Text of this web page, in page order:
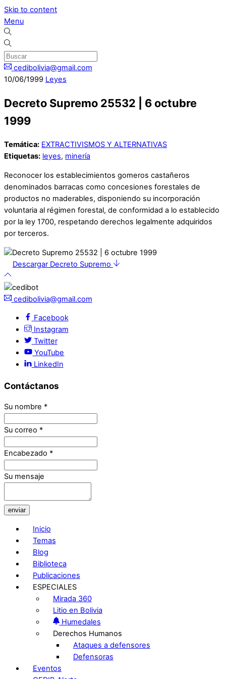
Skip to content
Menu
cedibolivia@gmail.com
10/06/1999 Leyes
Decreto Supremo 25532 | 6 octubre
1999
Temática: EXTRACTIVISMOS Y ALTERNATIVAS
Etiquetas: leyes, minería
Reconocer los establecimientos gomeros castañeros
denominados barracas como concesiones forestales de
productos no maderables, disponiendo su incorporación
voluntaria al régimen forestal, de conformidad a lo establecido
por la ley 1700, respetando derechos legalmente adquiridos
por terceros.
Descargar Decreto Supremo
cedibolivia@gmail.com
Facebook
Instagram
Twitter
YouTube
LinkedIn
Contáctanos
Su nombre *
Su correo *
Encabezado *
Su mensaje
enviar
Inicio
Temas
Blog
Biblioteca
Publicaciones
ESPECIALES
Mirada 360
Litio en Bolivia
Humedales
Derechos Humanos
Ataques a defensores
Defensoras
Eventos